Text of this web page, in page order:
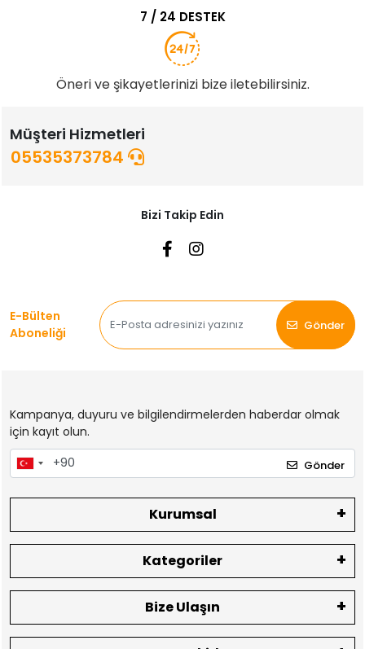
7 / 24 DESTEK
Öneri ve şikayetlerinizi bize iletebilirsiniz.
Müşteri Hizmetleri
05535373784
Bizi Takip Edin
E-Bülten
Aboneliği
Gönder
Kampanya, duyuru ve bilgilendirmelerden haberdar olmak
için kayıt olun.
Gönder
Kurumsal
Kategoriler
Bize Ulaşın